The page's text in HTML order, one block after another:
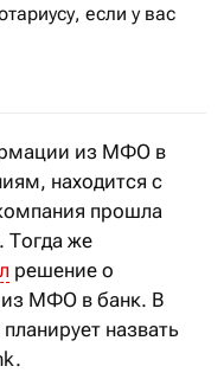
если у вас
и
из МФО в
находится с
прошла
Тогда же
решение о
из МФО в банк. В
планирует назвать